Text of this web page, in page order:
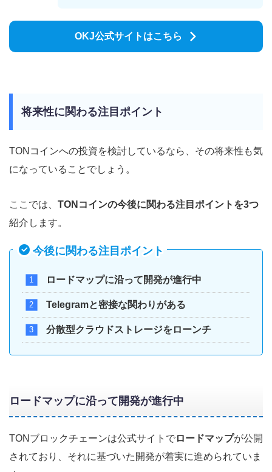
OKJ公式サイトはこちら
将来性に関わる注目ポイント
TONコインへの投資を検討しているなら、その将来性も気
になっていることでしょう。
ここでは、 TONコインの今後に関わる注目ポイントを3つ
紹介します。
今後に関わる注目ポイント
ロードマップに沿って開発が進行中
Telegramと密接な関わりがある
分散型クラウドストレージをローンチ
ロードマップに沿って開発が進行中
TONブロックチェーンは公式サイトでロードマップが公開
されており、それに基づいた開発が着実に進められていま